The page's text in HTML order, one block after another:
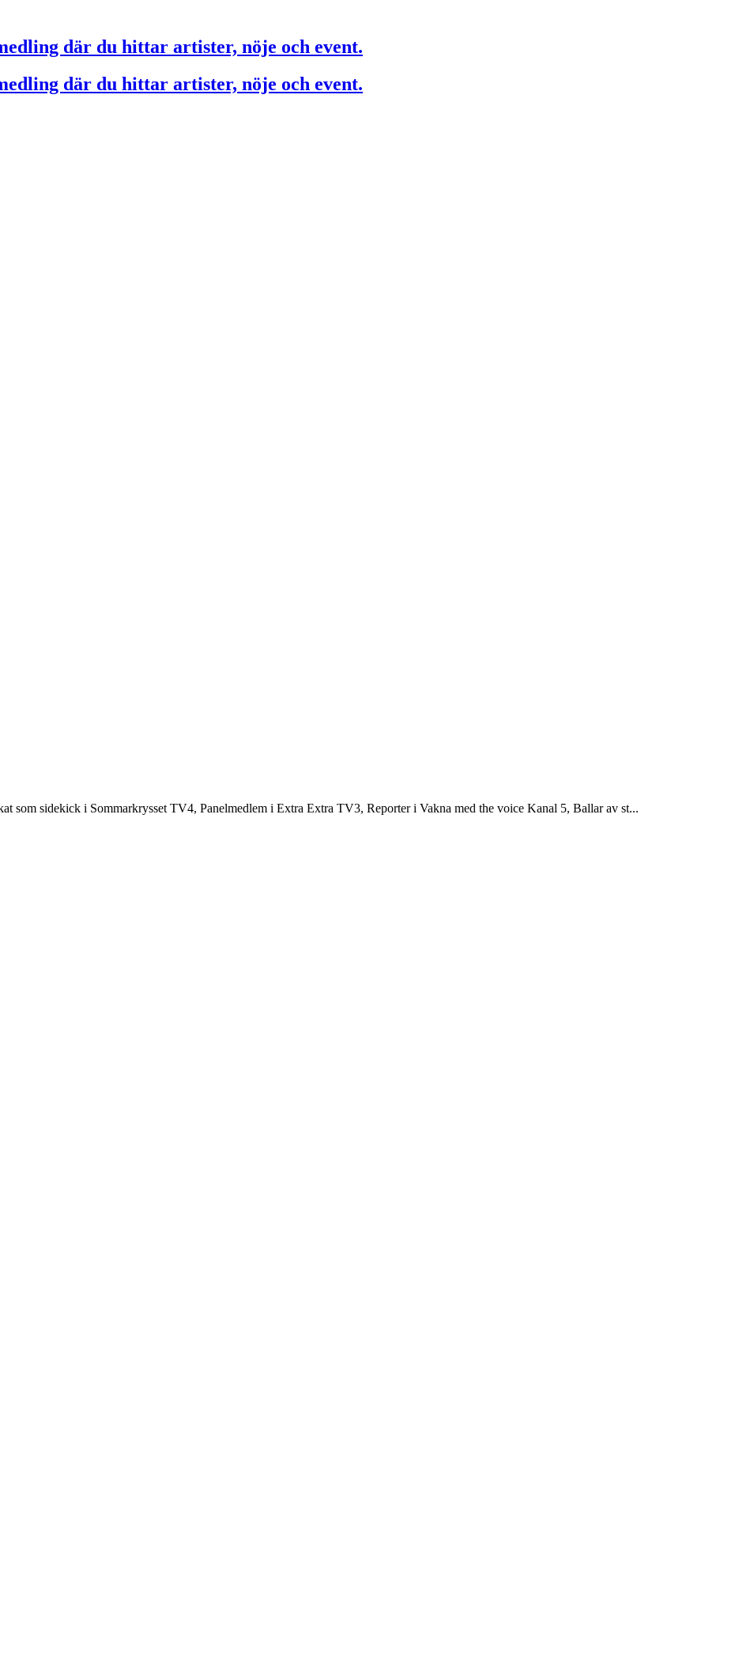
där du hittar artister, nöje och event.
där du hittar artister, nöje och event.
som sidekick i Sommarkrysset TV4, Panelmedlem i Extra Extra TV3, Reporter i Vakna med the voice Kanal 5, Ballar av st...